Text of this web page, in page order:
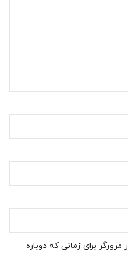
برای زمانی که دوباره